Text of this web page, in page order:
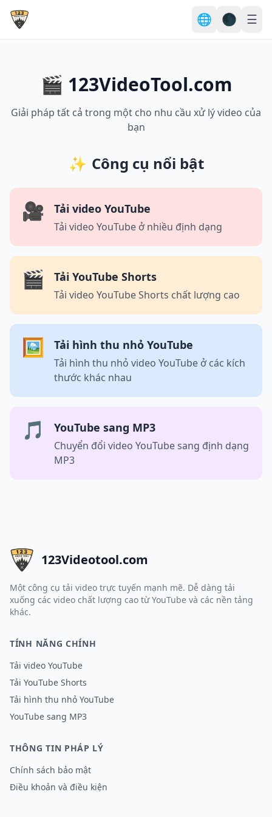
🌐 🌑 ☰
🎬 123VideoTool.com
Giải pháp tất cả trong một cho nhu cầu xử lý video của
bạn
✨ Công cụ nổi bật
🎥 Tải video YouTube
Tải video YouTube ở nhiều định dạng
🎬 Tải YouTube Shorts
Tải video YouTube Shorts chất lượng cao
🖼️ Tải hình thu nhỏ YouTube
Tải hình thu nhỏ video YouTube ở các kích
thước khác nhau
🎵 YouTube sang MP3
Chuyển đổi video YouTube sang định dạng
MP3
123Videotool.com
Một công cụ tải video trực tuyến mạnh mẽ. Dễ dàng tải
xuống các video chất lượng cao từ YouTube và các nền tảng
khác.
TÍNH NĂNG CHÍNH
Tải video YouTube
Tải YouTube Shorts
Tải hình thu nhỏ YouTube
YouTube sang MP3
THÔNG TIN PHÁP LÝ
Chính sách bảo mật
Điều khoản và điều kiện